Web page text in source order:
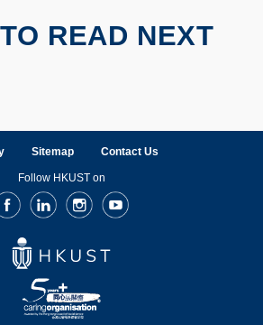
READ NEXT
Sitemap Contact Us
Follow HKUST on
LinkedInInstagramYoutube